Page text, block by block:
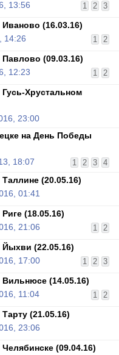
1 2 3
13:56
(16.03.16)
1 2
14:26
(09.03.16)
1 2
12:23
Хрустальном
23:00
на День Победы
1 2 3 4
18:07
(20.05.16)
01:41
(18.05.16)
1 2
21:06
(22.05.16)
1 2 3
17:00
(14.05.16)
1 2
11:04
(21.05.16)
23:06
(09.04.16)